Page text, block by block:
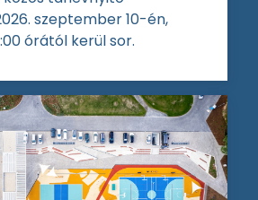
szeptember 10-én,
órától kerül sor.